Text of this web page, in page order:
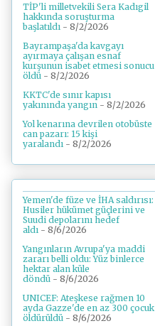
TİP'li milletvekili Sera Kadıgil
hakkında soruşturma
başlatıldı - 8/2/2026
Bayrampaşa'da kavgayı
ayırmaya çalışan esnaf
kurşunun isabet etmesi sonucu
öldü - 8/2/2026
KKTC'de sınır kapısı
yakınında yangın - 8/2/2026
Yol kenarına devrilen otobüste
can pazarı: 15 kişi
yaralandı - 8/2/2026
Yemen'de füze ve İHA saldırısı:
Husiler hükümet güçlerini ve
Suudi depolarını hedef
aldı - 8/6/2026
Yangınların Avrupa'ya maddi
zararı belli oldu: Yüz binlerce
hektar alan küle
döndü - 8/6/2026
UNICEF: Ateşkese rağmen 10
ayda Gazze'de en az 300 çocuk
öldürüldü - 8/6/2026